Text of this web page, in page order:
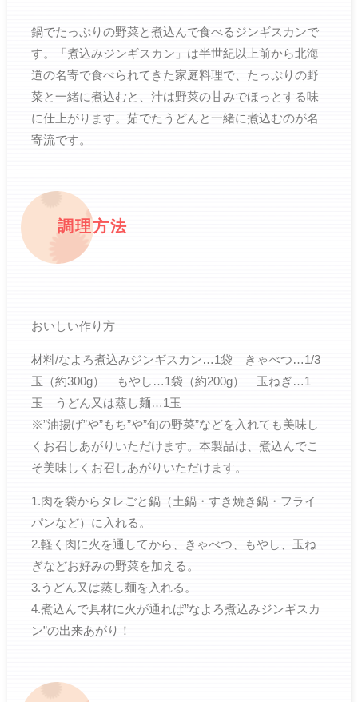
鍋でたっぷりの野菜と煮込んで食べるジンギスカンで
す。「煮込みジンギスカン」は半世紀以上前から北海
道の名寄で食べられてきた家庭料理で、たっぷりの野
菜と一緒に煮込むと、汁は野菜の甘みでほっとする味
に仕上がります。茹でたうどんと一緒に煮込むのが名
寄流です。
調理方法
おいしい作り方
材料/なよろ煮込みジンギスカン…1袋 きゃべつ…1/3
玉（約300g） もやし…1袋（約200g） 玉ねぎ…1
玉 うどん又は蒸し麺…1玉
※”油揚げ”や”もち”や”旬の野菜”などを入れても美味し
くお召しあがりいただけます。本製品は、煮込んでこ
そ美味しくお召しあがりいただけます。
1.肉を袋からタレごと鍋（土鍋・すき焼き鍋・フライ
パンなど）に入れる。
2.軽く肉に火を通してから、きゃべつ、もやし、玉ね
ぎなどお好みの野菜を加える。
3.うどん又は蒸し麺を入れる。
4.煮込んで具材に火が通れば”なよろ煮込みジンギスカ
ン”の出来あがり！